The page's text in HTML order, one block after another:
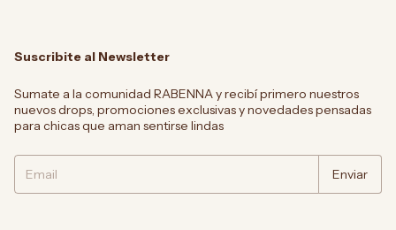
Suscribite al Newsletter
Sumate a la comunidad RABENNA y recibí primero nuestros
nuevos drops, promociones exclusivas y novedades pensadas
para chicas que aman sentirse lindas